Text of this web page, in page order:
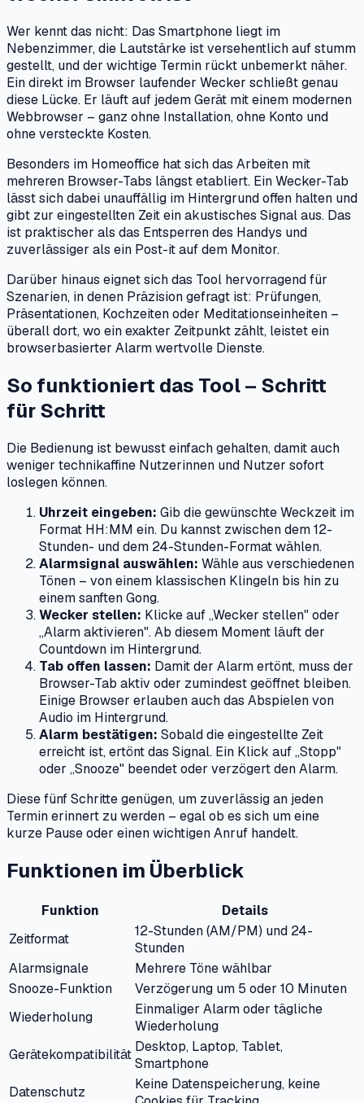
Wer kennt das nicht: Das Smartphone liegt im
Nebenzimmer, die Lautstärke ist versehentlich auf stumm
gestellt, und der wichtige Termin rückt unbemerkt näher.
Ein direkt im Browser laufender Wecker schließt genau
diese Lücke. Er läuft auf jedem Gerät mit einem modernen
Webbrowser – ganz ohne Installation, ohne Konto und
ohne versteckte Kosten.
Besonders im Homeoffice hat sich das Arbeiten mit
mehreren Browser-Tabs längst etabliert. Ein Wecker-Tab
lässt sich dabei unauffällig im Hintergrund offen halten und
gibt zur eingestellten Zeit ein akustisches Signal aus. Das
ist praktischer als das Entsperren des Handys und
zuverlässiger als ein Post-it auf dem Monitor.
Darüber hinaus eignet sich das Tool hervorragend für
Szenarien, in denen Präzision gefragt ist: Prüfungen,
Präsentationen, Kochzeiten oder Meditationseinheiten –
überall dort, wo ein exakter Zeitpunkt zählt, leistet ein
browserbasierter Alarm wertvolle Dienste.
So funktioniert das Tool – Schritt
für Schritt
Die Bedienung ist bewusst einfach gehalten, damit auch
weniger technikaffine Nutzerinnen und Nutzer sofort
loslegen können.
Uhrzeit eingeben: Gib die gewünschte Weckzeit im
Format HH:MM ein. Du kannst zwischen dem 12-
Stunden- und dem 24-Stunden-Format wählen.
Alarmsignal auswählen: Wähle aus verschiedenen
Tönen – von einem klassischen Klingeln bis hin zu
einem sanften Gong.
Wecker stellen: Klicke auf „Wecker stellen" oder
„Alarm aktivieren". Ab diesem Moment läuft der
Countdown im Hintergrund.
Tab offen lassen: Damit der Alarm ertönt, muss der
Browser-Tab aktiv oder zumindest geöffnet bleiben.
Einige Browser erlauben auch das Abspielen von
Audio im Hintergrund.
Alarm bestätigen: Sobald die eingestellte Zeit
erreicht ist, ertönt das Signal. Ein Klick auf „Stopp"
oder „Snooze" beendet oder verzögert den Alarm.
Diese fünf Schritte genügen, um zuverlässig an jeden
Termin erinnert zu werden – egal ob es sich um eine
kurze Pause oder einen wichtigen Anruf handelt.
Funktionen im Überblick
Funktion
Details
Zeitformat
12-Stunden (AM/PM) und 24-
Stunden
Alarmsignale
Mehrere Töne wählbar
Snooze-Funktion
Verzögerung um 5 oder 10 Minuten
Wiederholung
Einmaliger Alarm oder tägliche
Wiederholung
Gerätekompatibilität Desktop, Laptop, Tablet,
Smartphone
Datenschutz
Keine Datenspeicherung, keine